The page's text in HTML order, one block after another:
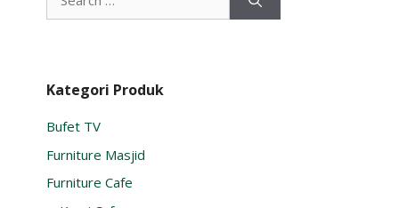
Kategori Produk
Bufet TV
Furniture Masjid
Furniture Cafe